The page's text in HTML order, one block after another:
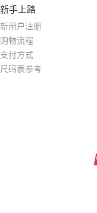
新手上路
新用户注册
购物流程
支付方式
尺码表参考